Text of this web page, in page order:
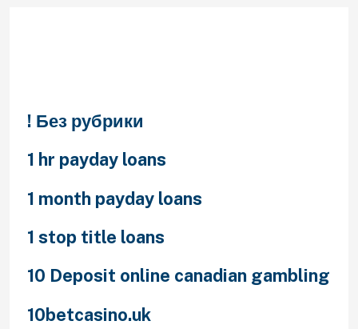
! Без рубрики
1 hr payday loans
1 month payday loans
1 stop title loans
10 Deposit online canadian gambling
10betcasino.uk